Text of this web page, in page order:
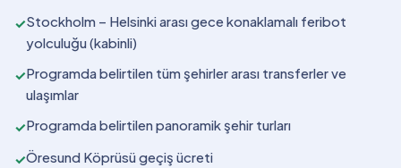
✓Stockholm – Helsinki arası gece konaklamalı feribot
yolculuğu (kabinli)
✓Programda belirtilen tüm şehirler arası transferler ve
ulaşımlar
✓Programda belirtilen panoramik şehir turları
✓Öresund Köprüsü geçiş ücreti